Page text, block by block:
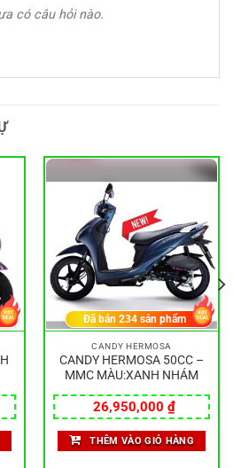
có câu hỏi nào.
CANDY HERMOSA
CANDY HERMOSA 50CC –
MMC MÀU:XANH NHÁM
26,950,000 ₫
Đã bán234 sản phẩm
THÊM VÀO GIỎ HÀNG